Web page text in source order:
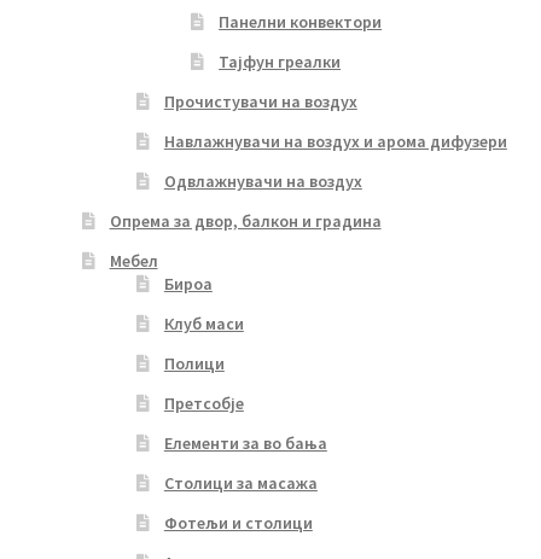
Панелни конвектори
Тајфун греалки
Прочистувачи на воздух
Навлажнувачи на воздух и арома дифузери
Одвлажнувачи на воздух
Опрема за двор, балкон и градина
Мебел
Бироа
Клуб маси
Полици
Претсобје
Елементи за во бања
Столици за масажа
Фотељи и столици